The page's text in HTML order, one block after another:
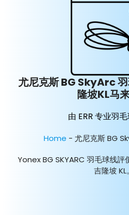
尤尼克斯 BG SkyArc
隆坡KL马
由 ERR 专业羽
Home - 尤尼克斯 BG
Yonex BG SKYARC 羽毛球线評
吉隆坡 KL。